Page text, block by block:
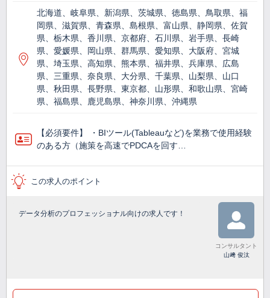
北海道、岐阜県、新潟県、茨城県、徳島県、鳥取県、福
岡県、滋賀県、青森県、島根県、富山県、静岡県、佐賀
県、栃木県、香川県、京都府、石川県、岩手県、長崎
県、愛媛県、岡山県、群馬県、愛知県、大阪府、宮城
県、埼玉県、高知県、熊本県、福井県、兵庫県、広島
県、三重県、奈良県、大分県、千葉県、山梨県、山口
県、秋田県、長野県、東京都、山形県、和歌山県、宮崎
県、福島県、鹿児島県、神奈川県、沖縄県
【必須要件】 ・BIツール(Tableauなど)を業務で使⽤経験
のある方（施策を高速でPDCAを回す…
この求人のポイント
データ分析のプロフェッショナル向けの求人です！
コンサルタント
山﨑 俊汰